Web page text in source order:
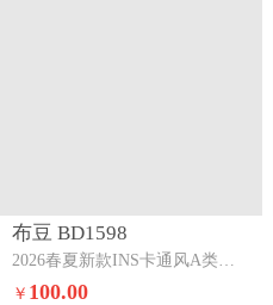
布豆 BD1598
2026春夏新款INS卡通风A类全棉双层纱三四件套蓝野云缦
￥ 100.00